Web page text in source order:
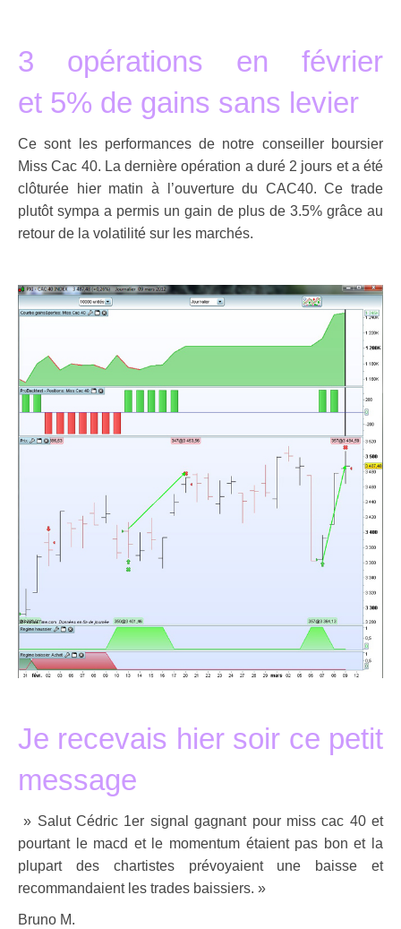
3 opérations en février
et 5% de gains sans levier
Ce sont les performances de notre conseiller boursier
Miss Cac 40. La dernière opération a duré 2 jours et a été
clôturée hier matin à l’ouverture du CAC40. Ce trade
plutôt sympa a permis un gain de plus de 3.5% grâce au
retour de la volatilité sur les marchés.
Je recevais hier soir ce petit
message
» Salut Cédric 1er signal gagnant pour miss cac 40 et
pourtant le macd et le momentum étaient pas bon et la
plupart des chartistes prévoyaient une baisse et
recommandaient les trades baissiers. »
Bruno M.